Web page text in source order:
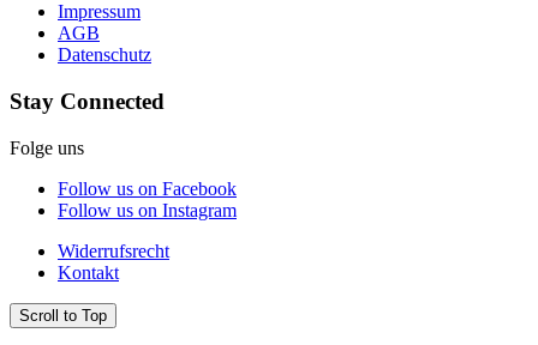
Impressum
AGB
Datenschutz
Stay Connected
Folge uns
Follow us on Facebook
Follow us on Instagram
Widerrufsrecht
Kontakt
Scroll to Top